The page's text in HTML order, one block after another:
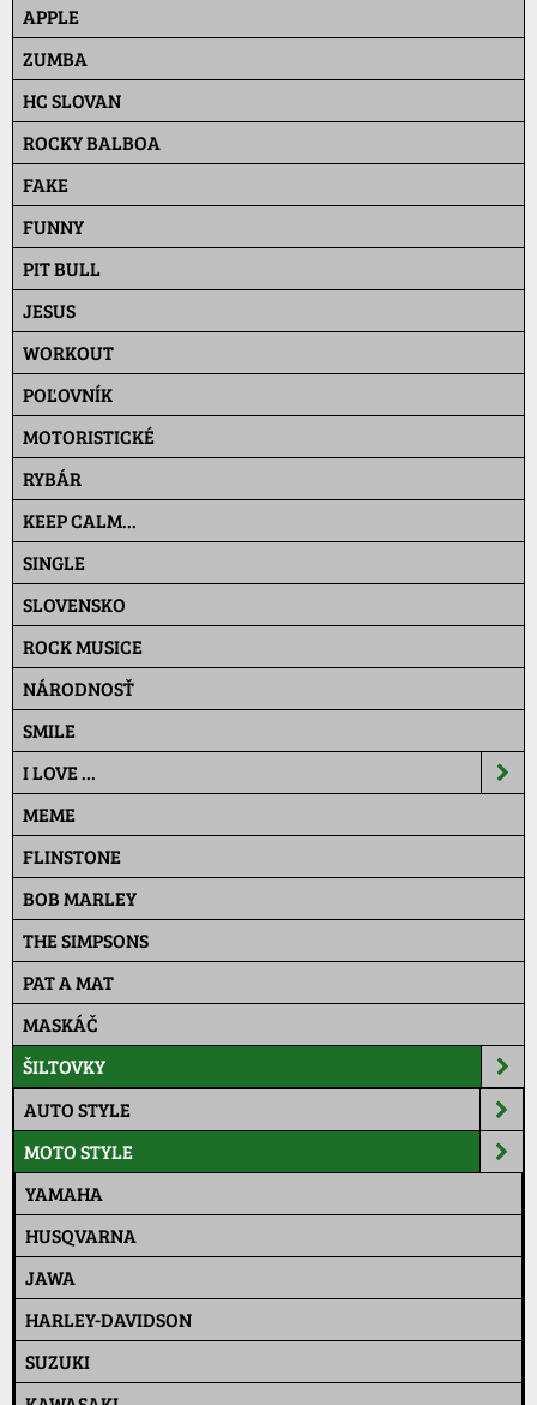
APPLE
ZUMBA
HC SLOVAN
ROCKY BALBOA
FAKE
FUNNY
PIT BULL
JESUS
WORKOUT
POĽOVNÍK
MOTORISTICKÉ
RYBÁR
KEEP CALM...
SINGLE
SLOVENSKO
ROCK MUSICE
NÁRODNOSŤ
SMILE
I LOVE ...
MEME
FLINSTONE
BOB MARLEY
THE SIMPSONS
PAT A MAT
MASKÁČ
ŠILTOVKY
AUTO STYLE
MOTO STYLE
YAMAHA
HUSQVARNA
JAWA
HARLEY-DAVIDSON
SUZUKI